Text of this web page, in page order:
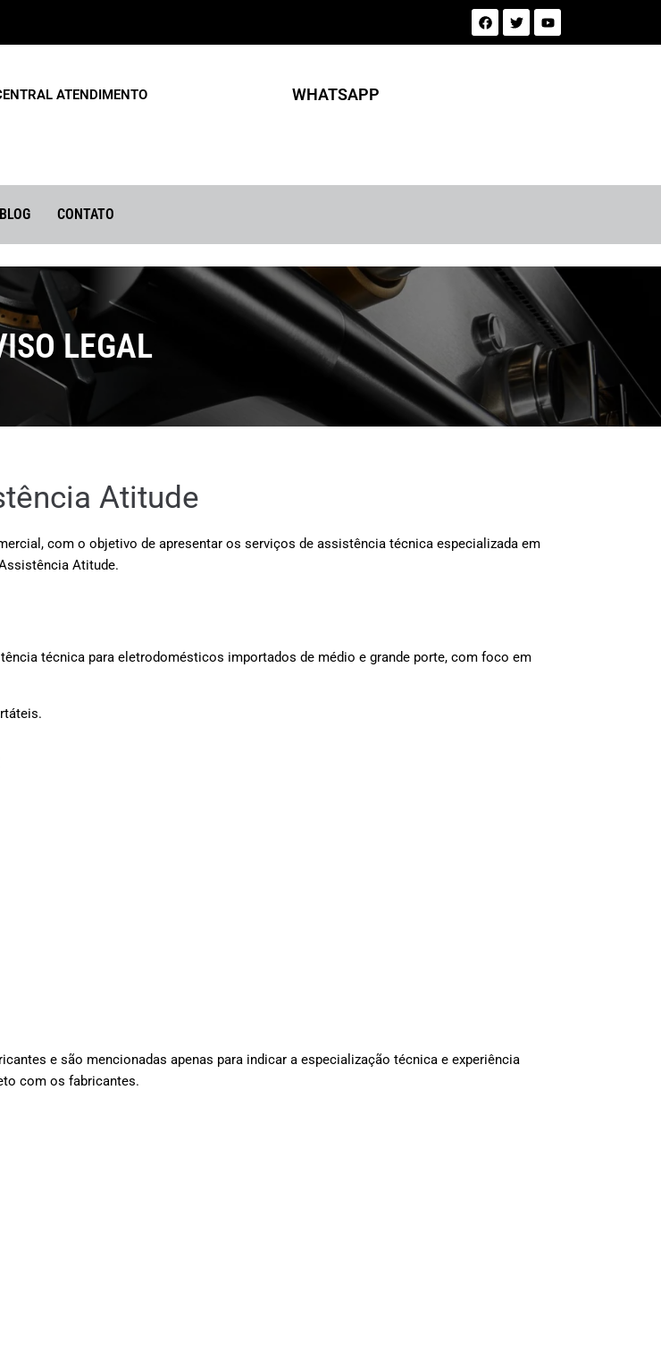
ATENDIMENTO WHATSAPP
BLOG CONTATO
LEGAL
Atitude
com o objetivo de apresentar os serviços de assistência técnica especializada em
Atitude.
técnica para eletrodomésticos importados de médio e grande porte, com foco em
e são mencionadas apenas para indicar a especialização técnica e experiência
com os fabricantes.